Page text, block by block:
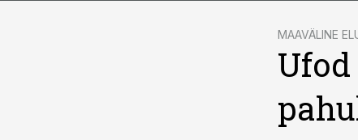
MAAVÄLINE